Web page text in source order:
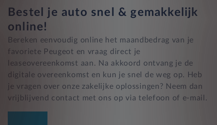
Bestel je auto snel & gemakkelijk
online!
Bereken eenvoudig online het maandbedrag van je
favoriete Peugeot en vraag direct je
leaseovereenkomst aan. Na akkoord ontvang je de
digitale overeenkomst en kun je snel de weg op. Heb
je vragen over onze zakelijke oplossingen? Neem dan
vrijblijvend contact met ons op via telefoon of e-mail.